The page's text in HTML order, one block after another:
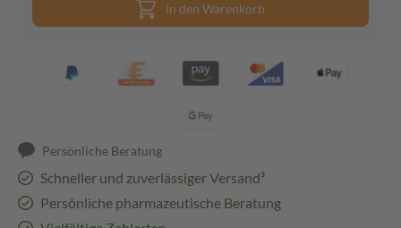
In den Warenkorb
Persönliche Beratung
Schneller und zuverlässiger Versand³
Persönliche pharmazeutische Beratung